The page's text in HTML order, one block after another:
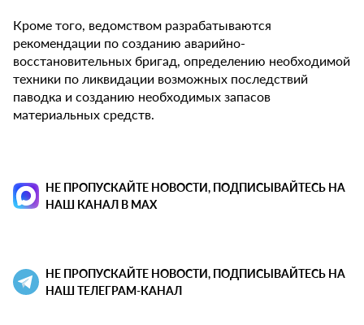
Кроме того, ведомством разрабатываются
рекомендации по созданию аварийно-
восстановительных бригад, определению необходимой
техники по ликвидации возможных последствий
паводка и созданию необходимых запасов
материальных средств.
НЕ ПРОПУСКАЙТЕ НОВОСТИ, ПОДПИСЫВАЙТЕСЬ НА
НАШ КАНАЛ В MAX
НЕ ПРОПУСКАЙТЕ НОВОСТИ, ПОДПИСЫВАЙТЕСЬ НА
НАШ ТЕЛЕГРАМ-КАНАЛ